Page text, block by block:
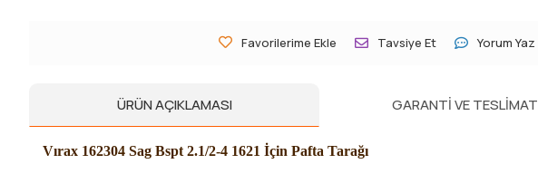
Favorilerime Ekle Tavsiye Et Yorum Yaz
ÜRÜN AÇIKLAMASI GARANTI VE TESLIMAT
Vırax 162304 Sag Bspt 2.1/2-4 1621 İçin Pafta Tarağı